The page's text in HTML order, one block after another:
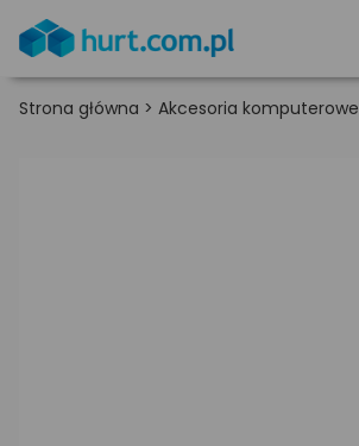
Strona główna > Akcesoria komputerowe